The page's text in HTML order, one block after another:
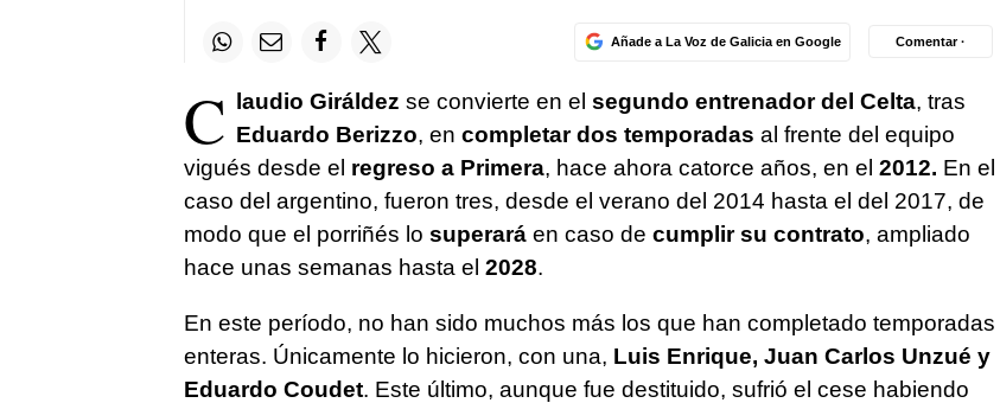
Añade a La Voz de Galicia en Google Comentar ·
C laudio Giráldez se convierte en el segundo entrenador del Celta, tras
Eduardo Berizzo, en completar dos temporadas al frente del equipo
vigués desde el regreso a Primera, hace ahora catorce años, en el 2012. En el
caso del argentino, fueron tres, desde el verano del 2014 hasta el del 2017, de
modo que el porriñés lo superaráen caso de cumplir su contrato, ampliado
hace unas semanas hasta el 2028.
En este período, no han sido muchos más los que han completado temporadas
enteras. Únicamente lo hicieron, con una, Luis Enrique, Juan Carlos Unzué y
Eduardo Coudet. Este último, aunque fue destituido, sufrió el cese habiendo